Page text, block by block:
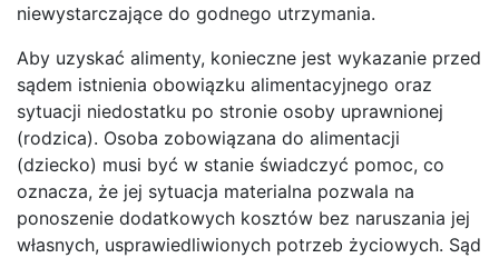
niewystarczające do godnego utrzymania.
Aby uzyskać alimenty, konieczne jest wykazanie przed
sądem istnienia obowiązku alimentacyjnego oraz
sytuacji niedostatku po stronie osoby uprawnionej
(rodzica). Osoba zobowiązana do alimentacji
(dziecko) musi być w stanie świadczyć pomoc, co
oznacza, że jej sytuacja materialna pozwala na
ponoszenie dodatkowych kosztów bez naruszania jej
własnych, usprawiedliwionych potrzeb życiowych. Sąd